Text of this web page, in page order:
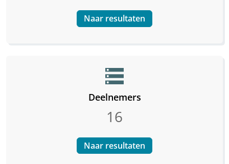
Naar resultaten
storage
Deelnemers
16
Naar resultaten